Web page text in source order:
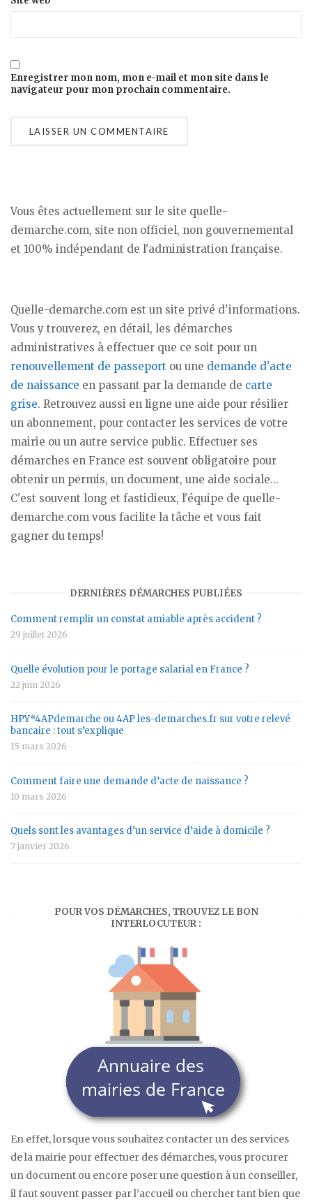
Enregistrer mon nom, mon e-mail et mon site dans le
navigateur pour mon prochain commentaire.
Vous êtes actuellement sur le site quelle-
demarche.com, site non officiel, non gouvernemental
et 100% indépendant de l'administration française.
Quelle-demarche.com est un site privé d'informations.
Vous y trouverez, en détail, les démarches
administratives à effectuer que ce soit pour un
renouvellement de passeport ou une demande d'acte
de naissance en passant par la demande de carte
grise. Retrouvez aussi en ligne une aide pour résilier
un abonnement, pour contacter les services de votre
mairie ou un autre service public. Effectuer ses
démarches en France est souvent obligatoire pour
obtenir un permis, un document, une aide sociale...
C'est souvent long et fastidieux, l'équipe de quelle-
demarche.com vous facilite la tâche et vous fait
gagner du temps!
DERNIÈRES DÉMARCHES PUBLIÉES
Comment remplir un constat amiable après accident ?
29 juillet 2026
Quelle évolution pour le portage salarial en France ?
22 juin 2026
HPY*4APdemarche ou 4AP les-demarches.fr sur votre relevé
bancaire : tout s’explique
15 mars 2026
Comment faire une demande d’acte de naissance ?
10 mars 2026
Quels sont les avantages d’un service d’aide à domicile ?
7 janvier 2026
POUR VOS DÉMARCHES, TROUVEZ LE BON
INTERLOCUTEUR :
En effet, lorsque vous souhaitez contacter un des services
de la mairie pour effectuer des démarches, vous procurer
un document ou encore poser une question à un conseiller,
il faut souvent passer par l’accueil ou chercher tant bien que